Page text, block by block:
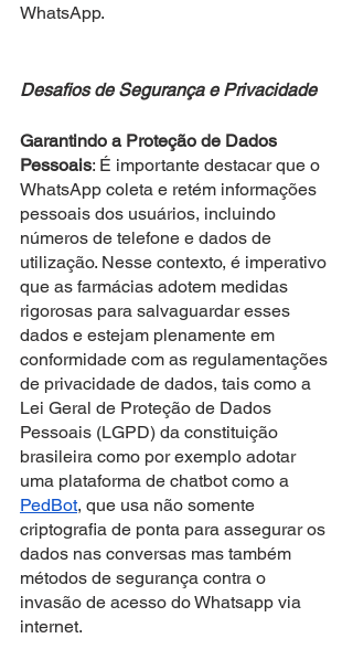
WhatsApp.
Desafios de Segurança e Privacidade
Garantindo a Proteção de Dados
Pessoais: É importante destacar que o
WhatsApp coleta e retém informações
pessoais dos usuários, incluindo
números de telefone e dados de
utilização. Nesse contexto, é imperativo
que as farmácias adotem medidas
rigorosas para salvaguardar esses
dados e estejam plenamente em
conformidade com as regulamentações
de privacidade de dados, tais como a
Lei Geral de Proteção de Dados
Pessoais (LGPD) da constituição
brasileira como por exemplo adotar
uma plataforma de chatbot como a
PedBot, que usa não somente
criptografia de ponta para assegurar os
dados nas conversas mas também
métodos de segurança contra o
invasão de acesso do Whatsapp via
internet.